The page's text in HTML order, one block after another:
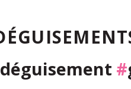
déguisement #